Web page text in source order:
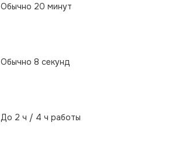
Обычно 20 минут
Обычно 8 секунд
До 2 ч / 4 ч работы